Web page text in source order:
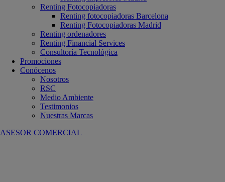
Renting Fotocopiadoras
Renting fotocopiadoras Barcelona
Renting Fotocopiadoras Madrid
Renting ordenadores
Renting Financial Services
Consultoría Tecnológica
Promociones
Conócenos
Nosotros
RSC
Medio Ambiente
Testimonios
Nuestras Marcas
ASESOR COMERCIAL